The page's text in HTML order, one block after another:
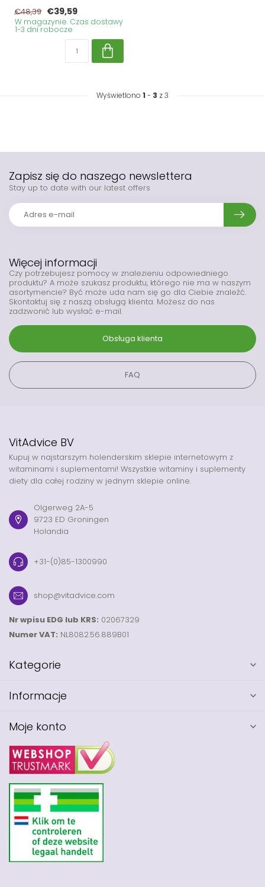
€48,39 €39,59
W magazynie. Czas dostawy
1-3 dni robocze
Wyświetlono 1 - 3 z 3
Więcej informacji
Czy potrzebujesz pomocy w znalezieniu odpowiedniego
produktu? A może szukasz produktu, którego nie ma w naszym
asortymencie? Być może uda nam się go dla Ciebie znaleźć.
Skontaktuj się z naszą obsługą klienta. Możesz do nas
zadzwonić lub wysłać e-mail.
Obsługa klienta
FAQ
Zapisz się do naszego newslettera
Stay up to date with our latest offers
VitAdvice BV
Kupuj w najstarszym holenderskim sklepie internetowym z
witaminami i suplementami! Wszystkie witaminy i suplementy
diety dla całej rodziny w jednym sklepie online.
Olgerweg 2A-5
9723 ED Groningen
Holandia
+31-(0)85-1300990
shop@vitadvice.com
Nr wpisu EDG lub KRS: 02067329
Numer VAT: NL8082.56.889B01
Kategorie
Informacje
Moje konto